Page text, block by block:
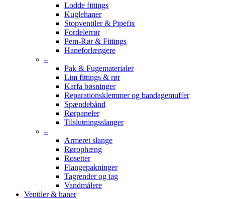
Lodde fittings
Kuglehaner
Stopventiler & Pipefix
Fordelerrør
Pem-Rør & Fittings
Haneforlængere
–
Pak & Fugematerialer
Lim fittings & rør
Karfa bøsninger
Reparationsklemmer og bandagemuffer
Spændebånd
Rørpaneler
Tilslutningsslanger
–
Armeret slange
Rørophæng
Rosetter
Flangepakninger
Tagrender og tag
Vandmålere
Ventiler & haner